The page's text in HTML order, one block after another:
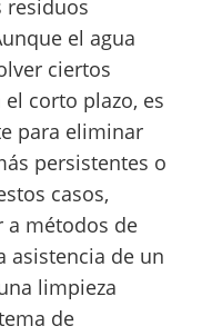
residuos
el agua
ciertos
corto plazo, es
para eliminar
persistentes o
casos,
a métodos de
asistencia de un
limpieza
de